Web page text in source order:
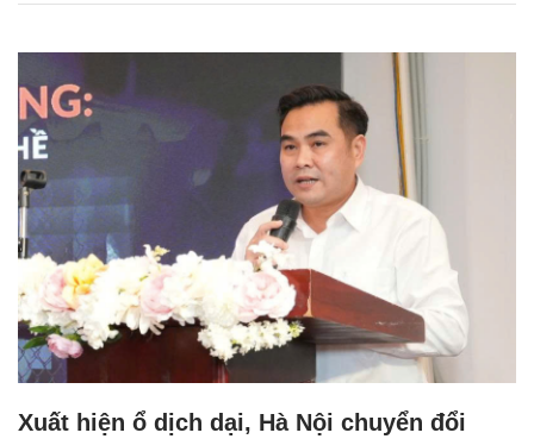
Xuất hiện ổ dịch dại, Hà Nội chuyển đổi